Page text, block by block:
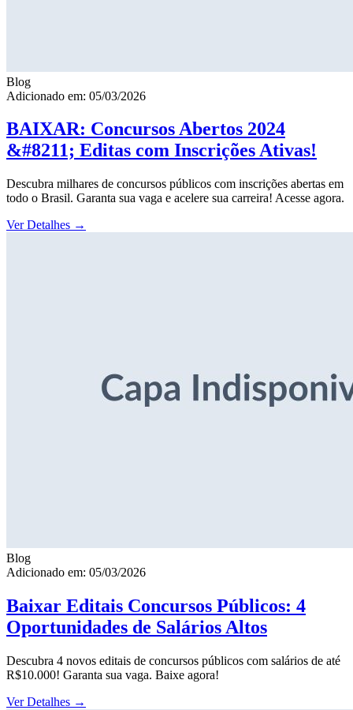
Blog
Adicionado em: 05/03/2026
BAIXAR: Concursos Abertos 2024
&#8211; Editas com Inscrições Ativas!
Descubra milhares de concursos públicos com inscrições abertas em
todo o Brasil. Garanta sua vaga e acelere sua carreira! Acesse agora.
Ver Detalhes →
Blog
Adicionado em: 05/03/2026
Baixar Editais Concursos Públicos: 4
Oportunidades de Salários Altos
Descubra 4 novos editais de concursos públicos com salários de até
R$10.000! Garanta sua vaga. Baixe agora!
Ver Detalhes →